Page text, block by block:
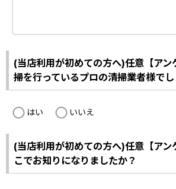
(当店利用が初めての方へ)任意【アン
掃を行っているプロの清掃業者様でし
はい いいえ
(当店利用が初めての方へ)任意【ア
こでお知りになりましたか？